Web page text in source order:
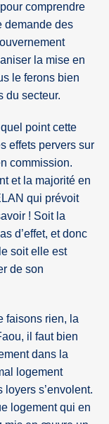
comprendre
demande des
la mise en
le ferons bien
du secteur.
point cette
effets pervers sur
commission.
et la majorité en
qui prévoit
! Soit la
d’effet, et donc
soit elle est
de son
faisons rien, la
il faut bien
dans la
logement
loyers s’envolent.
logement qui en